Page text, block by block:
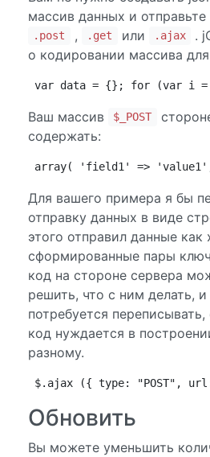
массив данных и
.post , .get или .ajax
.
о кодировании массива для
var data = {}; for (var i
Ваш массив $_POST
содержать:
array( 'field1' =>
Для вашего примера я бы
отправку данных в виде
этого отправил данные
сформированные пары
код на стороне сервера
решить, что с ним делать,
потребуется
код нуждается в
разному.
$.ajax ({ type: "POST",
Обновить
Вы можете уменьшить